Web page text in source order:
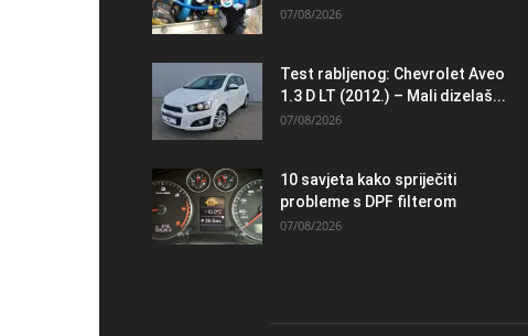
07/08/2026
Test rabljenog: Chevrolet Aveo
1.3 D LT (2012.) – Mali dizelaš...
07/08/2026
10 savjeta kako spriječiti
probleme s DPF filterom
07/08/2026